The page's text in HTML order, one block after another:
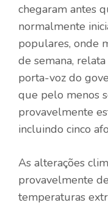
chegaram antes
normalmente
populares, onde
de semana,
porta-voz do
que pelo menos
provavelmente
incluindo cinco
As alterações
provavelmente
temperaturas